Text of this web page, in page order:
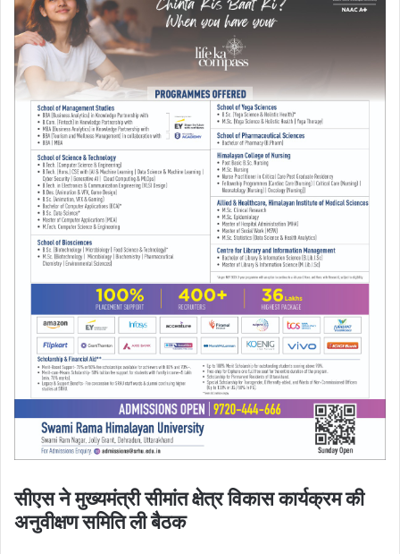
सीएस ने मुख्यमंत्री सीमांत क्षेत्र विकास कार्यक्रम की
अनुवीक्षण समिति ली बैठक